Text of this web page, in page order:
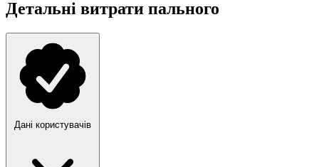
Детальні витрати пального
Дані користувачів